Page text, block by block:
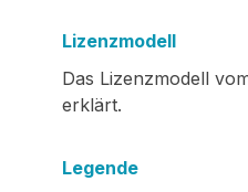
Lizenzmodell
Das Lizenzmodell
erklärt.
Legende